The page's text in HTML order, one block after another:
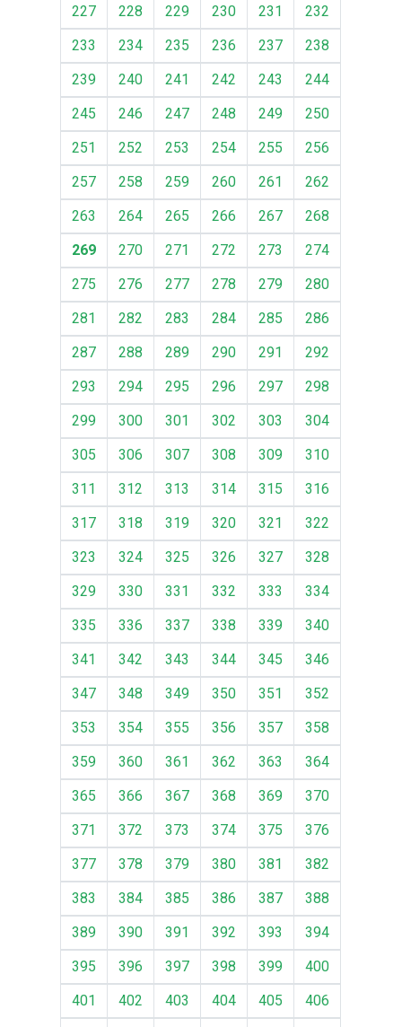
227
228 229 230 231
232
233
234 235 236 237
238
239
240 241 242 243
244
245
246 247 248 249
250
251
252 253 254 255
256
257
258 259 260 261
262
263
264 265 266 267
268
269
270 271 272 273
274
275
276 277 278 279
280
281
282 283 284 285
286
287
288 289 290 291
292
293
294 295 296 297
298
299
300 301 302 303
304
305
306 307 308 309
310
311
312 313 314 315
316
317
318 319 320 321
322
323
324 325 326 327
328
329
330 331 332 333
334
335
336 337 338 339
340
341
342 343 344 345
346
347
348 349 350 351
352
353
354 355 356 357
358
359
360 361 362 363
364
365
366 367 368 369
370
371
372 373 374 375
376
377
378 379 380 381
382
383
384 385 386 387
388
389
390 391 392 393
394
395
396 397 398 399
400
401
402 403 404 405
406